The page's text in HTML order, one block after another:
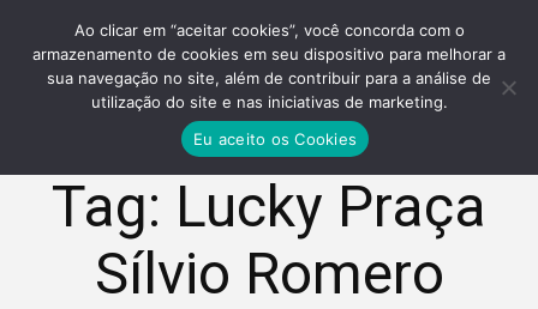
Tag: Lucky Praça
Sílvio Romero
Ao clicar em “aceitar cookies”, você concorda com o
armazenamento de cookies em seu dispositivo para melhorar a
sua navegação no site, além de contribuir para a análise de
utilização do site e nas iniciativas de marketing.
Eu aceito os Cookies